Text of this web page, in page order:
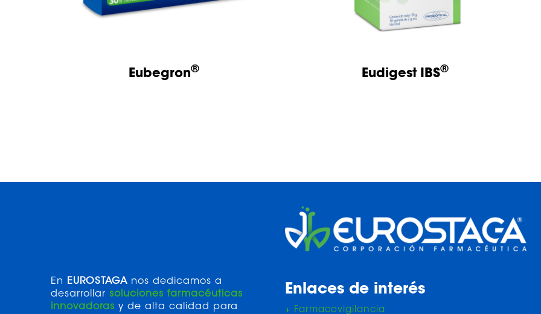
Eubegron® Eudigest IBS®
En EUROSTAGA nos dedicamos a
desarrollar soluciones farmacéuticas
innovadoras y de alta calidad para
Enlaces de interés
+ Farmacovigilancia